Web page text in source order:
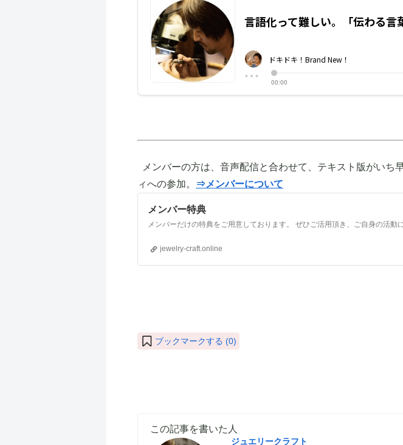
メンバーの方は、音声配信と合わせて、テキスト版がいち
ィへの参加。
⇒メンバーについて
メンバー特典
jewelry-craft.online
ブックマークする (0)
この記事を書いた人
ジュエリークラフト